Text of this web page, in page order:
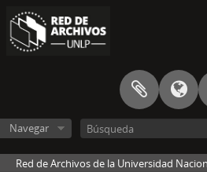
Navegar
Red de Archivos de la Universidad